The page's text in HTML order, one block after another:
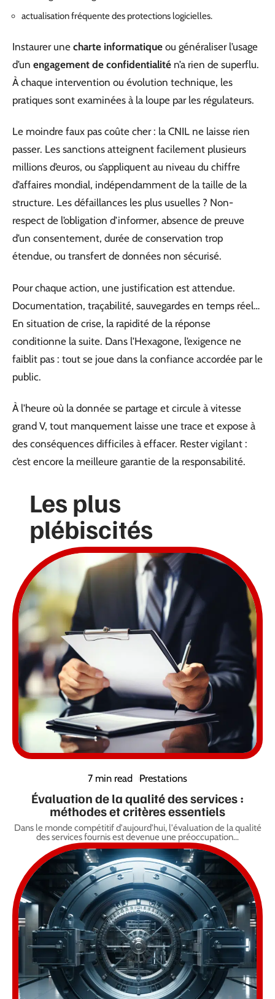
actualisation fréquente des protections logicielles.
Instaurer une charte informatique ou généraliser l’usage
d’un engagement de confidentialité n’a rien de superflu.
À chaque intervention ou évolution technique, les
pratiques sont examinées à la loupe par les régulateurs.
Le moindre faux pas coûte cher : la CNIL ne laisse rien
passer. Les sanctions atteignent facilement plusieurs
millions d’euros, ou s’appliquent au niveau du chiffre
d’affaires mondial, indépendamment de la taille de la
structure. Les défaillances les plus usuelles ? Non-
respect de l’obligation d’informer, absence de preuve
d’un consentement, durée de conservation trop
étendue, ou transfert de données non sécurisé.
Pour chaque action, une justification est attendue.
Documentation, traçabilité, sauvegardes en temps réel…
En situation de crise, la rapidité de la réponse
conditionne la suite. Dans l’Hexagone, l’exigence ne
faiblit pas : tout se joue dans la confiance accordée par le
public.
À l’heure où la donnée se partage et circule à vitesse
grand V, tout manquement laisse une trace et expose à
des conséquences difficiles à effacer. Rester vigilant :
c’est encore la meilleure garantie de la responsabilité.
Les plus
plébiscités
7 min read Prestations
Évaluation de la qualité des services :
méthodes et critères essentiels
Dans le monde compétitif d'aujourd'hui, l'évaluation de la qualité
des services fournis est devenue une préoccupation…